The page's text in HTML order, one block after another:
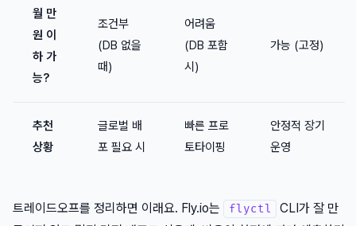
월 만
원 이
하 가
능?
조건부
(DB 없을
때)
어려움
(DB 포함
시)
가능 (고정)
추천
상황
글로벌 배
포 필요 시
빠른 프로
토타이핑
안정적 장기
운영
트레이드오프를 정리하면 이래요. Fly.io는 flyctl
CLI가 잘 만